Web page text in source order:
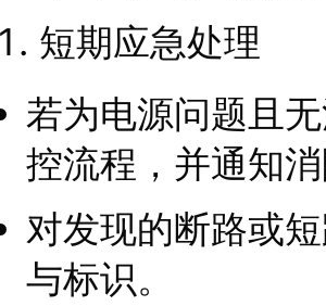
短期应急处理
若为电源问题且
控流程，并通知
对发现的断路或
与标识。